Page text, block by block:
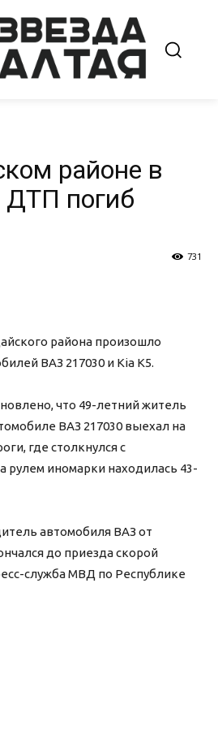
районе в
ДТП погиб
731
района произошло
ВАЗ 217030 и Kia K5.
что 49-летний житель
ВАЗ 217030 выехал на
где столкнулся с
рулем иномарки находилась 43-
автомобиля ВАЗ от
до приезда скорой
служба МВД по Республике